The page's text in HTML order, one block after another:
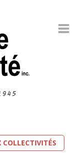
COLLECTIVITÉS